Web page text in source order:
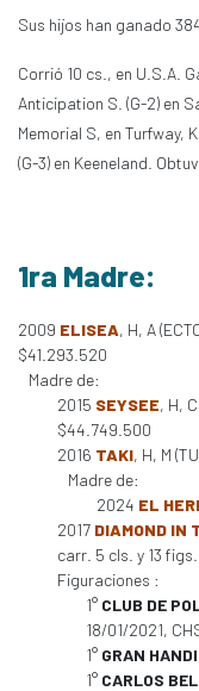
Sus hijos han ganado
Corrió 10 cs., en U.S.A.
Anticipation S. (G-2) en
Memorial S, en Turfway,
(G-3) en Keeneland.
1ra Madre:
2009 ELISEA, H, A
$41.293.520
Madre de:
2015 SEYSEE, H,
$44.749.500
2016 TAKI, H, M
Madre de:
2024 EL
2017 DIAMOND IN
carr. 5 cls. y 13
Figuraciones :
1° CLUB DE
18/01/2021,
1° GRAN
1° CARLOS